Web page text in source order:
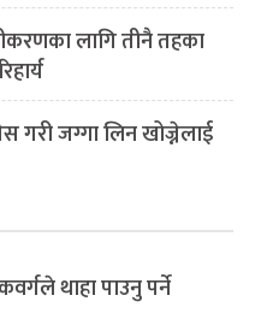
लागि तीनै तहका
गरी जग्गा लिन खोज्नेलाई
थाहा पाउनु पर्ने